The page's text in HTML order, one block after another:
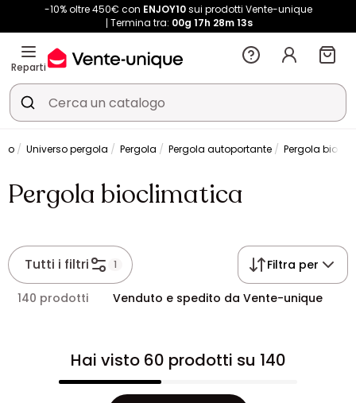
-10% oltre 450€ con ENJOY10sui prodotti Vente-unique
Termina tra: 00g 17h 28m13s
Reparti
Universo pergola Pergola Pergola autoportante Pergola
Pergola bioclimatica
Tutti i filtri 1 Filtra per
140 prodotti Venduto e spedito da Vente-unique
Hai visto 60 prodotti su 140